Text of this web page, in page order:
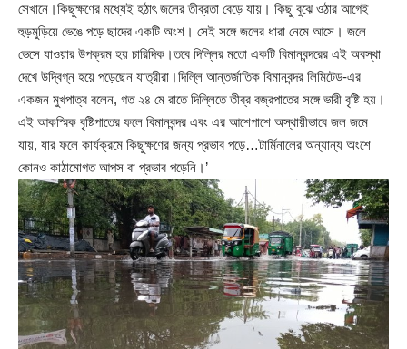
সেখানে।কিছুক্ষণের মধ্যেই হঠাৎ জলের তীব্রতা বেড়ে যায়। কিছু বুঝে ওঠার আগেই
হুড়মুড়িয়ে ভেঙে পড়ে ছাদের একটি অংশ। সেই সঙ্গে জলের ধারা নেমে আসে। জলে
ভেসে যাওয়ার উপক্রম হয় চারিদিক।তবে দিল্লির মতো একটি বিমানবন্দরের এই অবস্থা
দেখে উদ্বিগ্ন হয়ে পড়েছেন যাত্রীরা।দিল্লি আন্তর্জাতিক বিমানবন্দর লিমিটেড-এর
একজন মুখপাত্র বলেন, গত ২৪ মে রাতে দিল্লিতে তীব্র বজ্রপাতের সঙ্গে ভারী বৃষ্টি হয়।
এই আকস্মিক বৃষ্টিপাতের ফলে বিমানবন্দর এবং এর আশেপাশে অস্থায়ীভাবে জল জমে
যায়, যার ফলে কার্যক্রমে কিছুক্ষণের জন্য প্রভাব পড়ে…টার্মিনালের অন্যান্য অংশে
কোনও কাঠামোগত আপস বা প্রভাব পড়েনি।’